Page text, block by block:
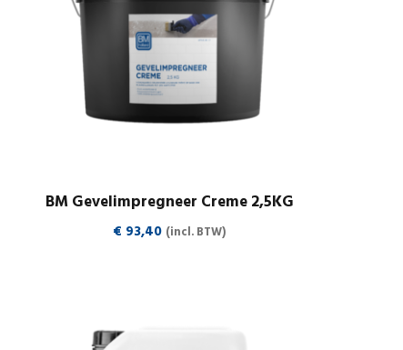
BM Gevelimpregneer Creme 2,5KG
€ 93,40 (incl. BTW)